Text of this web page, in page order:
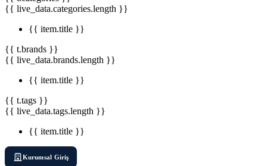
{{ live_data.categories.length }}
{{ item.title }}
{{ t.brands }}
{{ live_data.brands.length }}
{{ item.title }}
{{ t.tags }}
{{ live_data.tags.length }}
{{ item.title }}
Kurumsal Giriş